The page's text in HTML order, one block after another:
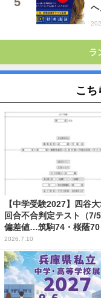
へ
ラ
こち
【中学受験2027】四谷
回合不合判定テスト（7/5
偏差値…筑駒74・桜蔭70
2026.7.10